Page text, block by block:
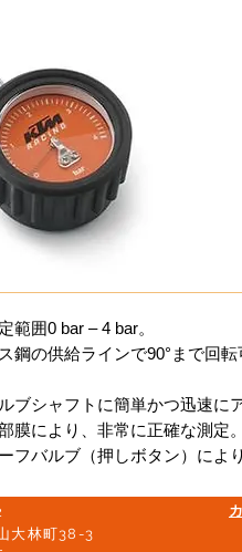
範囲0 bar – 4 bar。
鋼の供給ラインで90°まで回
ブシャフトに簡単かつ迅速に
膜により、非常に正確な測定。
フバルブ（押しボタン）によ
大林町38-3​